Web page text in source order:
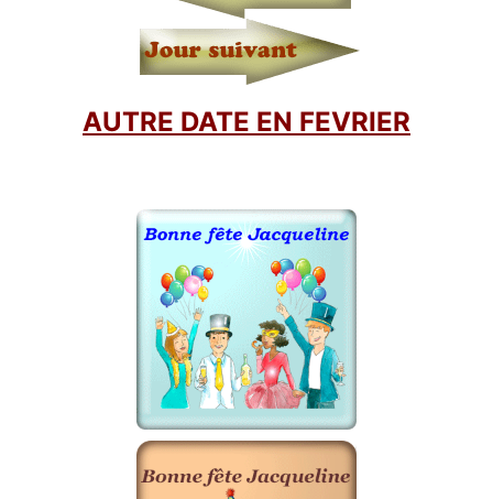
AUTRE DATE EN FEVRIER